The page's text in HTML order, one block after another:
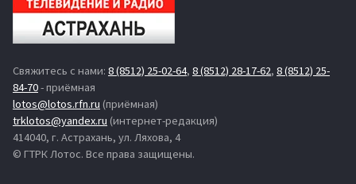
Свяжитесь с нами: 8 (8512) 25-02-64, 8 (8512) 28-17-62, 8 (8512) 25-
84-70- приёмная
lotos@lotos.rfn.ru (приёмная)
trklotos@yandex.ru (интернет-редакция)
414040, г. Астрахань, ул. Ляхова, 4
© ГТРК Лотос. Все права защищены.